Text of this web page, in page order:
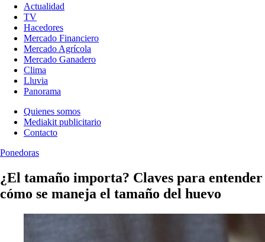
Actualidad
TV
Hacedores
Mercado Financiero
Mercado Agrícola
Mercado Ganadero
Clima
Lluvia
Panorama
Quienes somos
Mediakit publicitario
Contacto
Ponedoras
¿El tamaño importa? Claves para entender
cómo se maneja el tamaño del huevo